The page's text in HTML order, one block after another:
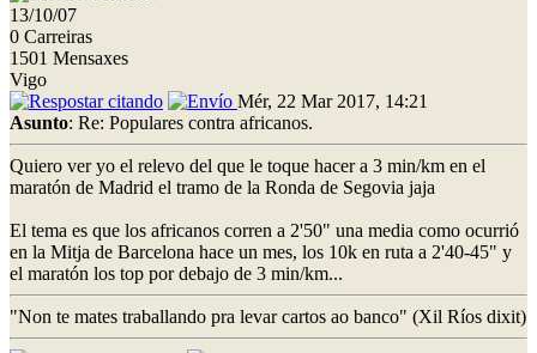
13/10/07
0 Carreiras
1501 Mensaxes
Vigo
Mér, 22 Mar 2017, 14:21
Asunto: Re: Populares contra africanos.
Quiero ver yo el relevo del que le toque hacer a 3 min/km en el
maratón de Madrid el tramo de la Ronda de Segovia jaja
El tema es que los africanos corren a 2'50" una media como ocurrió
en la Mitja de Barcelona hace un mes, los 10k en ruta a 2'40-45" y
el maratón los top por debajo de 3 min/km...
"Non te mates traballando pra levar cartos ao banco" (Xil Ríos dixit)